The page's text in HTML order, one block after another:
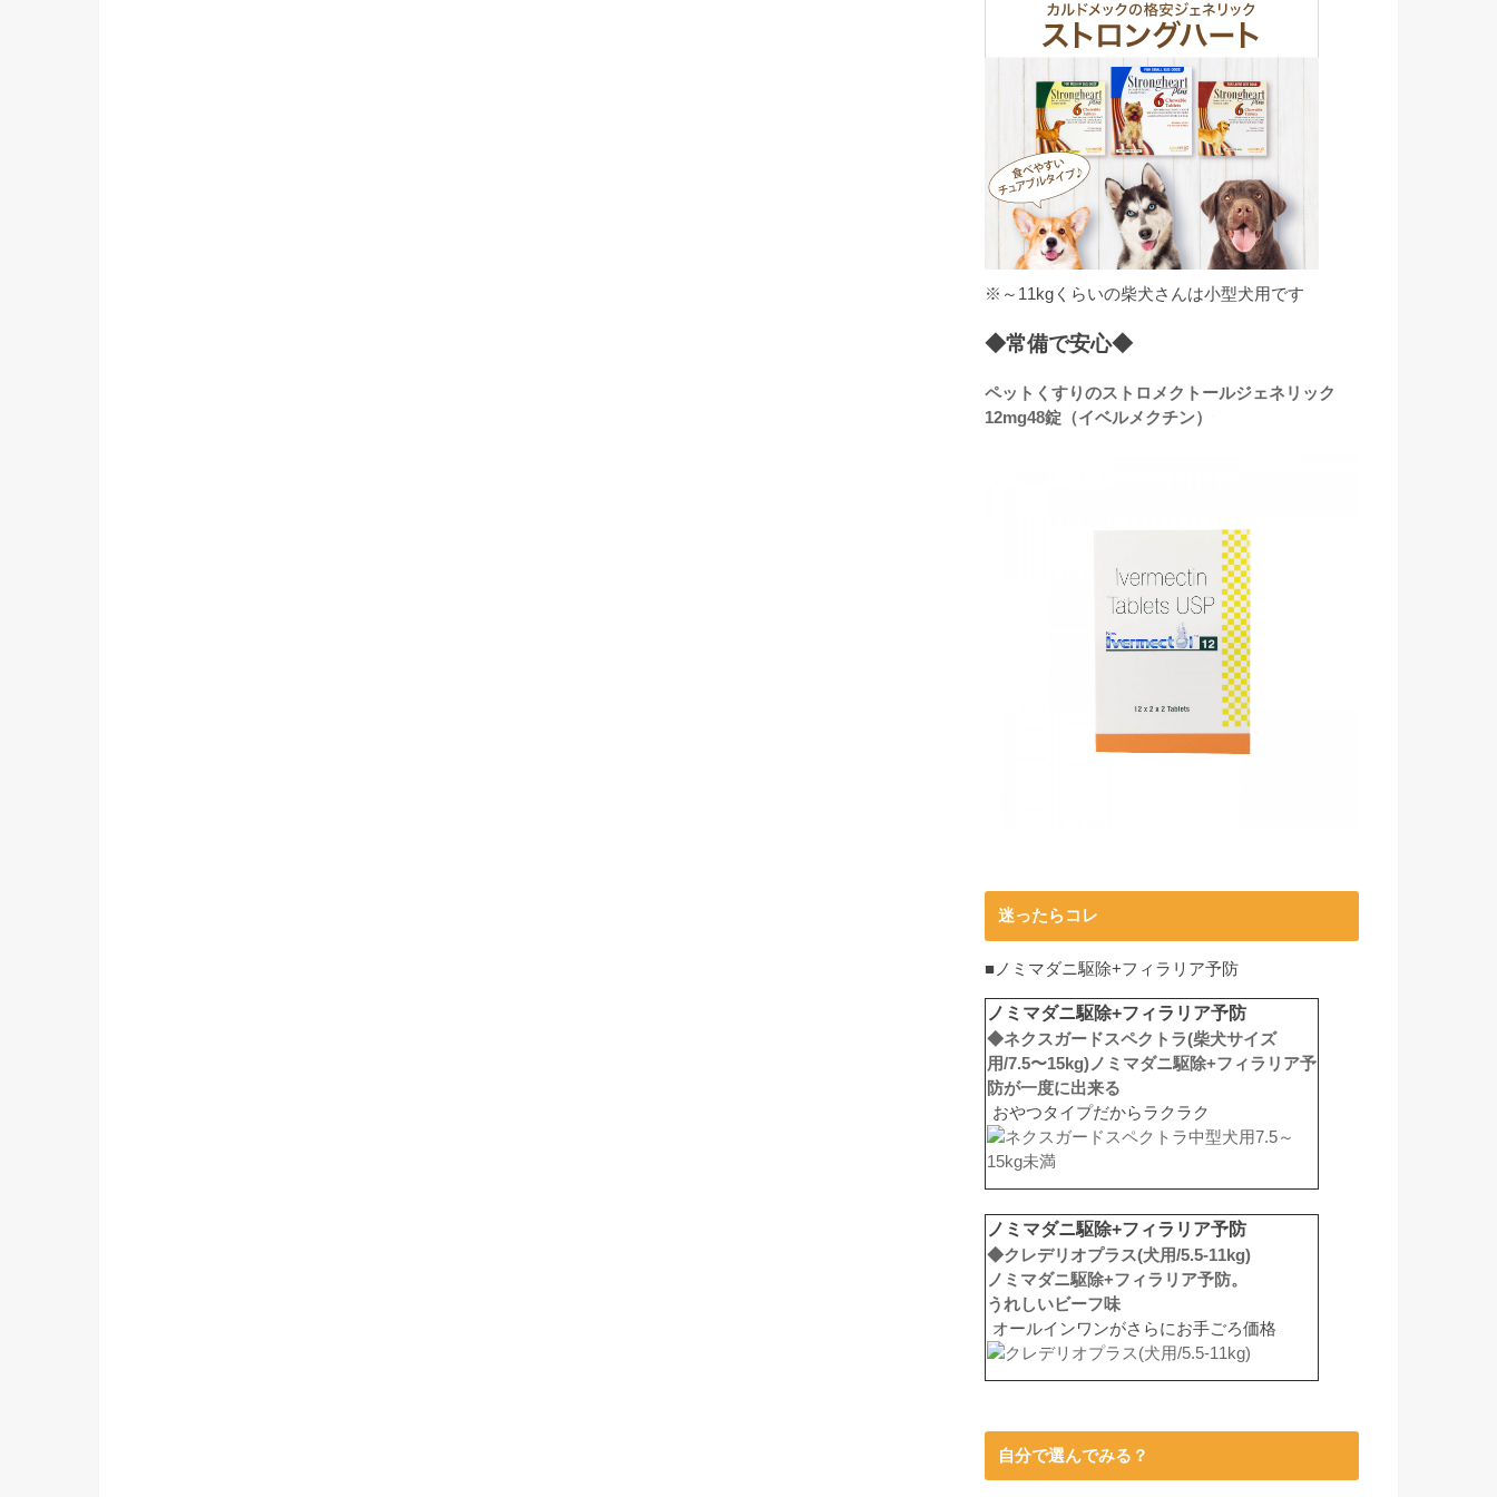
※～11kgくらいの柴犬さんは小型犬用です
◆常備で安心◆
ペットくすりのストロメクトールジェネリック
12mg48錠（イベルメクチン）
迷ったらコレ
■ノミマダニ駆除+フィラリア予防
ノミマダニ駆除+フィラリア予防
◆ネクスガードスペクトラ(柴犬サイズ
用/7.5〜15kg)ノミマダニ駆除+フィラリア予
防が一度に出来る
おやつタイプだからラクラク
ノミマダニ駆除+フィラリア予防
◆クレデリオプラス(犬用/5.5-11kg)
ノミマダニ駆除+フィラリア予防。
うれしいビーフ味
オールインワンがさらにお手ごろ価格
自分で選んでみる？